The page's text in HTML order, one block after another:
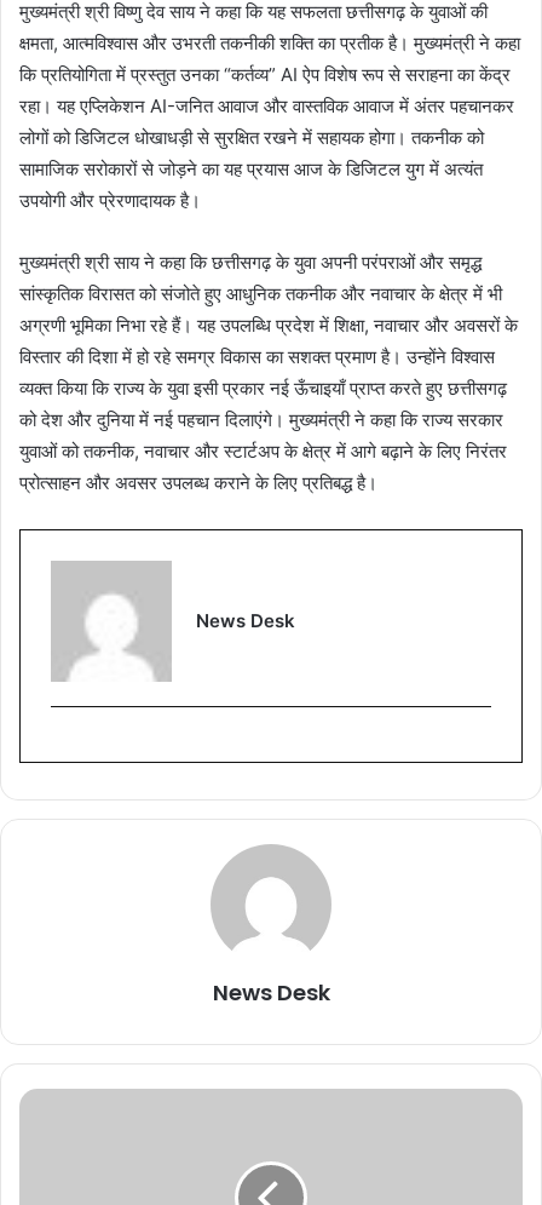
मुख्यमंत्री श्री विष्णु देव साय ने कहा कि यह सफलता छत्तीसगढ़ के युवाओं की
क्षमता, आत्मविश्वास और उभरती तकनीकी शक्ति का प्रतीक है। मुख्यमंत्री ने कहा
कि प्रतियोगिता में प्रस्तुत उनका “कर्तव्य” AI ऐप विशेष रूप से सराहना का केंद्र
रहा। यह एप्लिकेशन AI-जनित आवाज और वास्तविक आवाज में अंतर पहचानकर
लोगों को डिजिटल धोखाधड़ी से सुरक्षित रखने में सहायक होगा। तकनीक को
सामाजिक सरोकारों से जोड़ने का यह प्रयास आज के डिजिटल युग में अत्यंत
उपयोगी और प्रेरणादायक है।
मुख्यमंत्री श्री साय ने कहा कि छत्तीसगढ़ के युवा अपनी परंपराओं और समृद्ध
सांस्कृतिक विरासत को संजोते हुए आधुनिक तकनीक और नवाचार के क्षेत्र में भी
अग्रणी भूमिका निभा रहे हैं। यह उपलब्धि प्रदेश में शिक्षा, नवाचार और अवसरों के
विस्तार की दिशा में हो रहे समग्र विकास का सशक्त प्रमाण है। उन्होंने विश्वास
व्यक्त किया कि राज्य के युवा इसी प्रकार नई ऊँचाइयाँ प्राप्त करते हुए छत्तीसगढ़
को देश और दुनिया में नई पहचान दिलाएंगे। मुख्यमंत्री ने कहा कि राज्य सरकार
युवाओं को तकनीक, नवाचार और स्टार्टअप के क्षेत्र में आगे बढ़ाने के लिए निरंतर
प्रोत्साहन और अवसर उपलब्ध कराने के लिए प्रतिबद्ध है।
News Desk
News Desk